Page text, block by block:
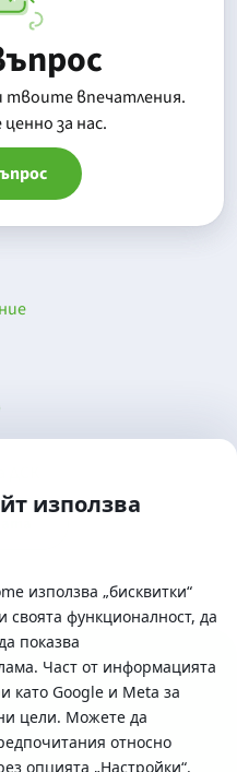
използва
използва „бисквитки“
своята функционалност, да
показва
Част от информацията
като Google и Meta за
цели. Можете да
относно
опцията „Настройки“.
твоите впечатления.
за нас.